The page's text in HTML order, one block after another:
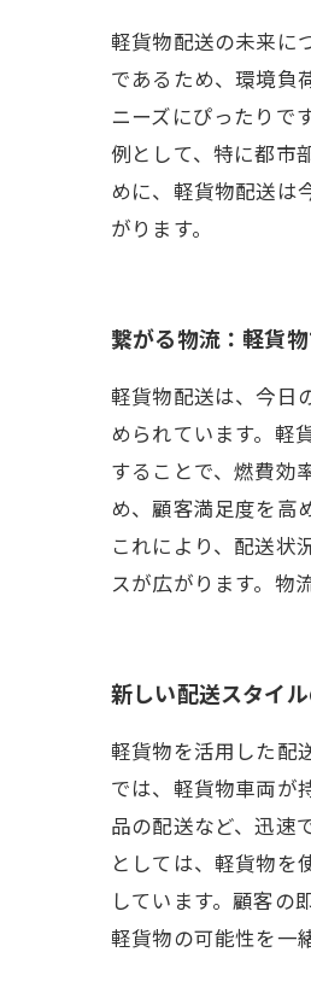
軽貨物配送の未来に
であるため、環境負
ニーズにぴったりで
例として、特に都市
めに、軽貨物配送は
がります。
繋がる物流：軽貨
軽貨物配送は、今日
められています。軽
することで、燃費効
め、顧客満足度を高
これにより、配送状
スが広がります。物
新しい配送スタイ
軽貨物を活用した配
では、軽貨物車両が
品の配送など、迅速
としては、軽貨物を
しています。顧客の
軽貨物の可能性を一